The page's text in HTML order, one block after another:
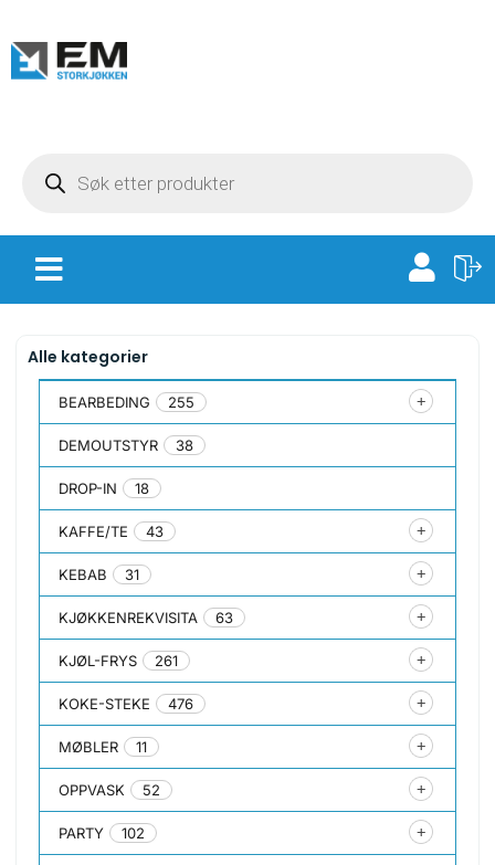
Alle kategorier
BEARBEDING 255
DEMOUTSTYR 38
DROP-IN 18
KAFFE/TE 43
KEBAB 31
KJØKKENREKVISITA 63
KJØL-FRYS 261
KOKE-STEKE 476
MØBLER 11
OPPVASK 52
PARTY 102